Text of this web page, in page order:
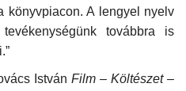
könyvpiacon. A lengyel nyelv
továbbra is
István Film – Költészet –